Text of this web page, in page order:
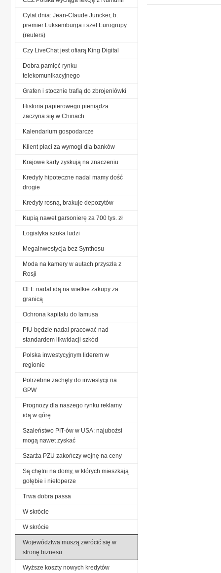
Cytat dnia: Jean-Claude Juncker, b.
premier Luksemburga i szef Eurogrupy
(reuters)
Czy LiveChat jest ofiarą King Digital
Dobra pamięć rynku
telekomunikacyjnego
Grafen i stocznie trafią do zbrojeniówki
Historia papierowego pieniądza
zaczyna się w Chinach
Kalendarium gospodarcze
Klient płaci za wymogi dla banków
Krajowe karty zyskują na znaczeniu
Kredyty hipoteczne nadal mamy dość
drogie
Kredyty rosną, brakuje depozytów
Kupią nawet garsonierę za 700 tys. zł
Logistyka szuka ludzi
Megainwestycja bez Synthosu
Moda na kamery w autach przyszła z
Rosji
OFE nadal idą na wielkie zakupy za
granicą
Ochrona kapitału do lamusa
PIU będzie nadal pracować nad
standardem likwidacji szkód
Polska inwestycyjnym liderem w
regionie
Potrzebne zachęty do inwestycji na
GPW
Prognozy dla naszego rynku reklamy
idą w górę
Szaleństwo PIT-ów w USA: najubożsi
mogą nawet zyskać
Szarża PZU zakończy wojnę na ceny
Są chętni na domy, w których mieszkają
gołębie i nietoperze
Trwa dobra passa
W skrócie
W skrócie
Województwa muszą zwrócić się w
stronę biznesu
Wyższe koszty nowych kredytów